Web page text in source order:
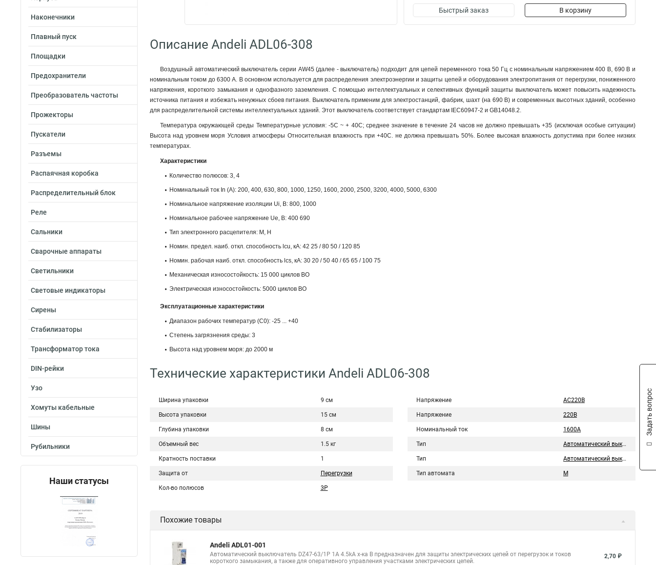
Наконечники
Плавный пуск
Площадки
Предохранители
Преобразователь частоты
Прожекторы
Пускатели
Разъемы
Распаячная коробка
Распределительный блок
Реле
Сальники
Сварочные аппараты
Светильники
Световые индикаторы
Сирены
Стабилизаторы
Трансформатор тока
DIN-рейки
Узо
Хомуты кабельные
Шины
Рубильники
Наши статусы
Быстрый заказ В корзину
Описание Andeli ADL06-308
Воздушный автоматический выключатель серии AW45 (далее - выключатель) подходит для цепей переменного тока 50 Гц с номинальным напряжением 400 В, 690 В и
номинальным током до 6300 А. В основном используется для распределения электроэнергии и защиты цепей и оборудования электропитания от перегрузки, пониженного
напряжения, короткого замыкания и однофазного заземления. C помощью интеллектуальных и селективных функций защиты выключатель может повысить надежность
источника питания и избежать ненужных сбоев питания. Выключатель применим для электростанций, фабрик, шахт (на 690 В) и современных высотных зданий, особенно
для распределительной системы интеллектуальных зданий. Этот выключатель соответствует стандартам IEC60947-2 и GB14048.2.
Температура окружающей среды Температурные условия: -5С ~ + 40C; среднее значение в течение 24 часов не должно превышать +35 (исключая особые ситуации)
Высота над уровнем моря Условия атмосферы Относительная влажность при +40C. не должна превышать 50%. Более высокая влажность допустима при более низких
температурах.
Характеристики
Количество полюсов: 3, 4
Номинальный ток In (А): 200, 400, 630, 800, 1000, 1250, 1600, 2000, 2500, 3200, 4000, 5000, 6300
Номинальное напряжение изоляции Ui, B: 800, 1000
Номинальное рабочее напряжение Ue, B: 400 690
Тип электронного расцепителя: M, H
Номин. предел. наиб. откл. способность lcu, кА: 42 25 / 80 50 / 120 85
Номин. рабочая наиб. откл. способность lcs, кА: 30 20 / 50 40 / 65 65 / 100 75
Механическая износостойкость: 15 000 циклов ВО
Электрическая износостойкость: 5000 циклов ВО
Эксплуатационные характеристики
Диапазон рабочих температур (С0): -25 ... +40
Степень загрязнения среды: 3
Высота над уровнем моря: до 2000 м
Технические характеристики Andeli ADL06-308
Ширина упаковки 9 см
Высота упаковки 15 см
Глубина упаковки 8 см
Объемный вес 1.5 кг
Кратность поставки 1
Защита от Перегрузки
Кол-во полюсов 3P
Напряжение AC220В
Напряжение 220В
Номинальный ток 1600A
Тип Автоматический выключатель
Тип Автоматический выключатель
Тип автомата М
Похожие товары
Andeli ADL01-001
Автоматический выключатель DZ47-63/1P 1A 4.5kA х-ка B предназначен для защиты электрических цепей от перегрузок и токов
короткого замыкания, а также для оперативного управления участками электрических цепей.
2,70 ₽
Задать вопрос